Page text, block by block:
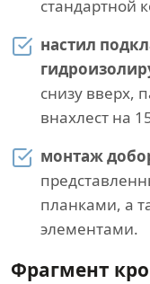
стандартной
настил
снизу вверх,
внахлест на
монтаж
планками, а
элементами.
Фрагмент